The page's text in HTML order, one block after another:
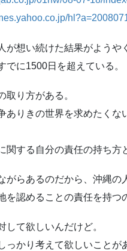
が想い続けた結果がようや
でに1500日を超えている。
取り方がある。
ありきの世界を求めたく
関する自分の責任の持ち方
がらあるのだから、沖縄の
を認めることの責任を持つ
して欲しいんだけど。
っかり考えて欲しいことが